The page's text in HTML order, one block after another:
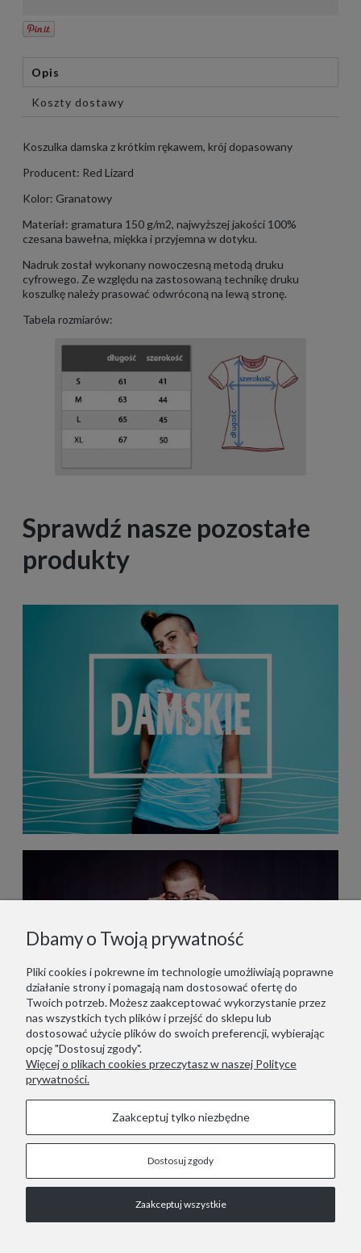
Opis
Koszty dostawy
Koszulka damska z krótkim rękawem, krój dopasowany
Producent: Red Lizard
Kolor: Granatowy
Materiał: gramatura 150 g/m2, najwyższej jakości 100%
czesana bawełna, miękka i przyjemna w dotyku.
Nadruk został wykonany nowoczesną metodą druku
cyfrowego. Ze względu na zastosowaną technikę druku
koszulkę należy prasować odwróconą na lewą stronę.
Tabela rozmiarów:
Sprawdź nasze pozostałe
produkty
STOPKA
COPYRIGHT © 2021 RED LIZARD.
Dbamy o Twoją prywatność
Pliki cookies i pokrewne im technologie umożliwiają poprawne
działanie strony i pomagają nam dostosować ofertę do
Twoich potrzeb. Możesz zaakceptować wykorzystanie przez
nas wszystkich tych plików i przejść do sklepu lub
dostosować użycie plików do swoich preferencji, wybierając
opcję "Dostosuj zgody".
Więcej o plikach cookies przeczytasz w naszej Polityce
prywatności.
Zaakceptuj tylko niezbędne
Dostosuj zgody
Zaakceptuj wszystkie